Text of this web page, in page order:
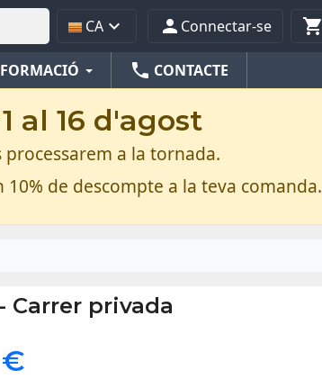
CA  Connectar-se 
phone CONTACTE
al 16 d'agost
a la tornada.
de descompte a la teva comanda.
- Carrer privada
€